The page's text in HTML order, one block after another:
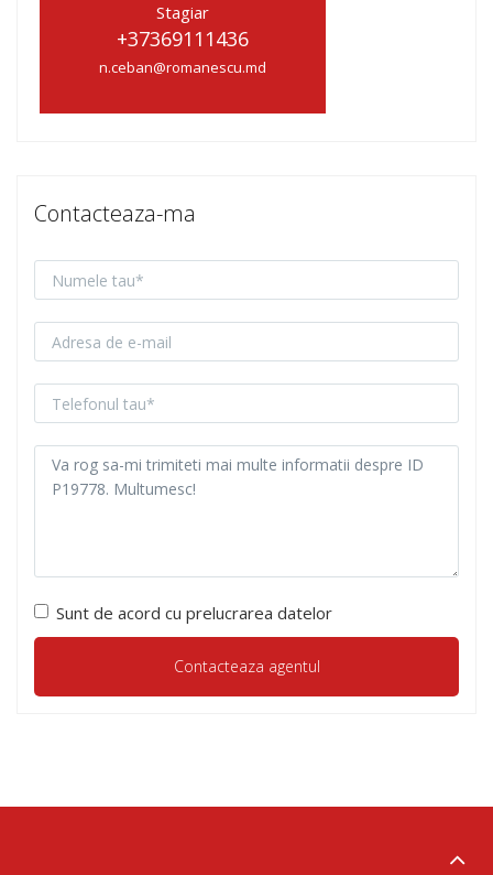
Stagiar
+37369111436
n.ceban@romanescu.md
Contacteaza-ma
Sunt de acord cu prelucrarea datelor